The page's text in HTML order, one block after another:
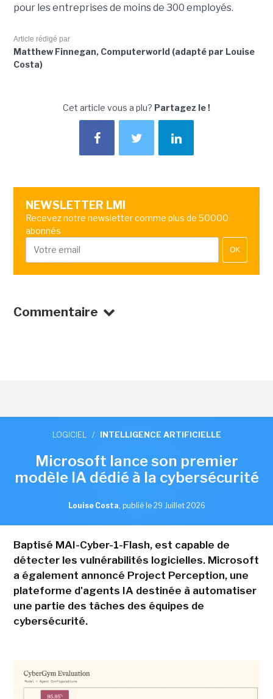
pour les entreprises de moins de 300 employés.
Article rédigé par
Matthew Finnegan, Computerworld (adapté par Louise
Costa)
Cet article vous a plu? Partagez le !
NEWSLETTER LMI
Recevez notre newsletter comme plus de 50000
abonnés
OK
Commentaire
LOGICIEL / INTELLIGENCE ARTIFICIELLE
Microsoft lance son premier
modèle IA dédié à la cybersécurité
Louise Costa, publié le 29 Juillet 2026
Baptisé MAI-Cyber-1-Flash, est capable de
détecter les vulnérabilités logicielles. Microsoft
a également annoncé Project Perception, une
plateforme d'agents IA destinée à automatiser
une partie des tâches des équipes de
cybersécurité.